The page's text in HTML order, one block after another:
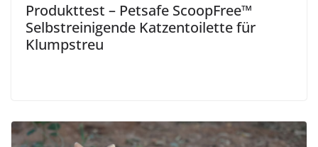
Produkttest – Petsafe ScoopFree™
Selbstreinigende Katzentoilette für
Klumpstreu